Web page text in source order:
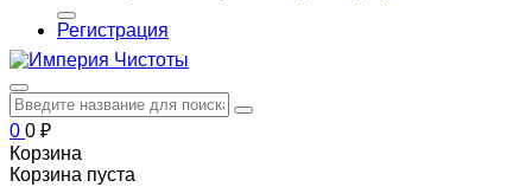
Регистрация
0 0 ₽
Корзина
Корзина пуста